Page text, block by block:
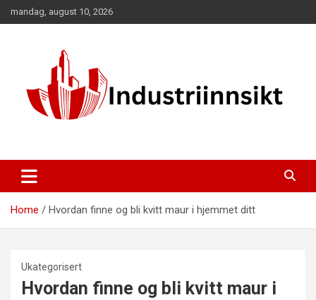
to
mandag, august 10, 2026
Home Hvordan finne og bli kvitt maur i hjemmet ditt
Ukategorisert
Hvordan finne og bli kvitt maur i